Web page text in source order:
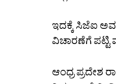
ಇದಕ್ಕೆ ಸಿಜೆಐ
ವಿಚಾರಣೆಗೆ ಪಟ್ಟಿ
ಆಂಧ್ರ ಪ್ರದೇಶ